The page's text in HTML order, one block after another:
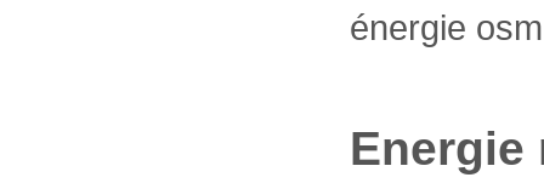
énergie
Energie